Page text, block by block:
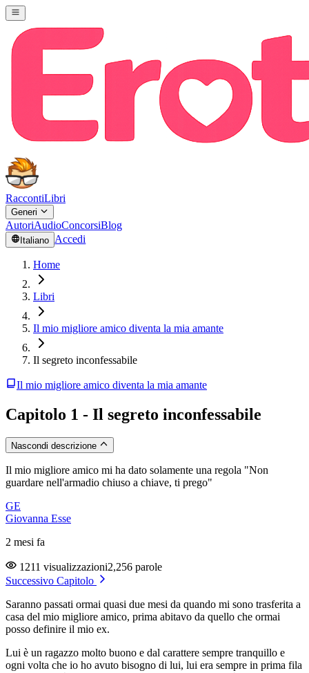
RaccontiLibri
Generi
AutoriAudioConcorsiBlog
Italiano Accedi
Home
Libri
Il mio migliore amico diventa la mia amante
Il segreto inconfessabile
Il mio migliore amico diventa la mia amante
Capitolo 1 - Il segreto inconfessabile
Nascondi descrizione
Il mio migliore amico mi ha dato solamente una regola "Non
guardare nell'armadio chiuso a chiave, ti prego"
GE
Giovanna Esse
2 mesi fa
1211 visualizzazioni2,256 parole
Successivo Capitolo
Saranno passati ormai quasi due mesi da quando mi sono trasferita a
casa del mio migliore amico, prima abitavo da quello che ormai
posso definire il mio ex.
Lui è un ragazzo molto buono e dal carattere sempre tranquillo e
ogni volta che io ho avuto bisogno di lui, lui era sempre in prima fila